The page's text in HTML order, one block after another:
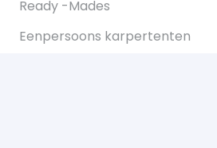
Ready -Mades
Eenpersoons karpertenten